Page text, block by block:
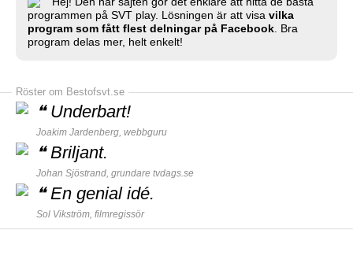
programmen på SVT play. Lösningen är att visa vilka
program som fått flest delningar på Facebook . Bra
program delas mer, helt enkelt!
Röster om Bestofsvt.se
❝ Underbart!
Joakim Jardenberg, webbguru
❝Briljant.
Johan Sjöstrand, grundare tvdags.se
❝En genial idé.
Sol Vikström, filmregissör